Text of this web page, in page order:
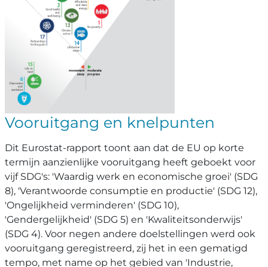
Vooruitgang en knelpunten
Dit Eurostat-rapport toont aan dat de EU op korte
termijn aanzienlijke vooruitgang heeft geboekt voor
vijf SDG's: 'Waardig werk en economische groei' (SDG
8), 'Verantwoorde consumptie en productie' (SDG 12),
'Ongelijkheid verminderen' (SDG 10),
'Gendergelijkheid' (SDG 5) en 'Kwaliteitsonderwijs'
(SDG 4). Voor negen andere doelstellingen werd ook
vooruitgang geregistreerd, zij het in een gematigd
tempo, met name op het gebied van 'Industrie,